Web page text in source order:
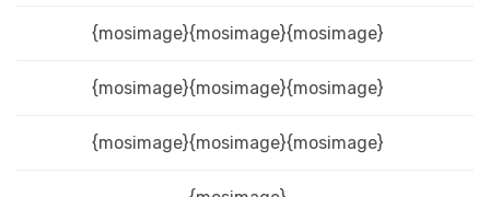
{mosimage}{mosimage}{mosimage}
{mosimage}{mosimage}{mosimage}
{mosimage}{mosimage}{mosimage}